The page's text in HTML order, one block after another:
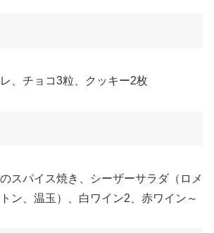
、チョコ3粒、クッキー2枚
スパイス焼き、シーザーサラダ（ロメ
ン、温玉）、白ワイン2、赤ワイン～